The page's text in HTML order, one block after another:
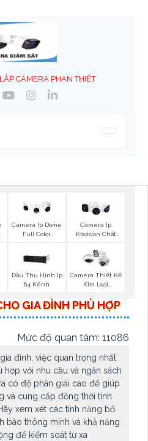
LẮP CAMERA PHAN THIẾT
Camera Ip Dome
Full Color
Camera Ip
Kbvision Chất
Đầu Thu Hình Ip
64 Kênh
Camera Thiết Kế
Kim Loại
GIA ĐÌNH PHÙ HỢP
Mức độ quan tâm: 11086
đình, việc quan trọng nhất
với nhu cầu và ngân sách
có độ phân giải cao để giúp
và cung cấp đồng thời tính
xem xét các tính năng bổ
báo thông minh và khả năng
để kiểm soát từ xa